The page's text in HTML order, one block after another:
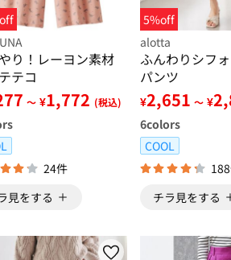
り！レーヨン素材
テコ
～ ¥1,772 (税込)
24件
見をする
5%off
alotta
ふんわりシフ
パンツ
¥2,651 ～ ¥
6colors
COOL
チラ見をする